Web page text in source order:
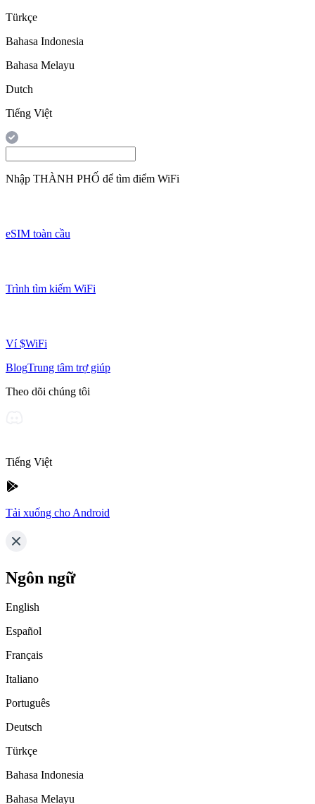
Türkçe
Bahasa Indonesia
Bahasa Melayu
Dutch
Tiếng Việt
Nhập THÀNH PHỐ để tìm điểm WiFi
eSIM toàn cầu
Trình tìm kiếm WiFi
Ví $WiFi
BlogTrung tâm trợ giúp
Theo dõi chúng tôi
Tiếng Việt
Tải xuống cho Android
Ngôn ngữ
English
Español
Français
Italiano
Português
Deutsch
Türkçe
Bahasa Indonesia
Bahasa Melayu